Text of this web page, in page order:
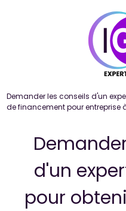
Demander les conseils d'un
de financement pour entreprise
d'un
pour